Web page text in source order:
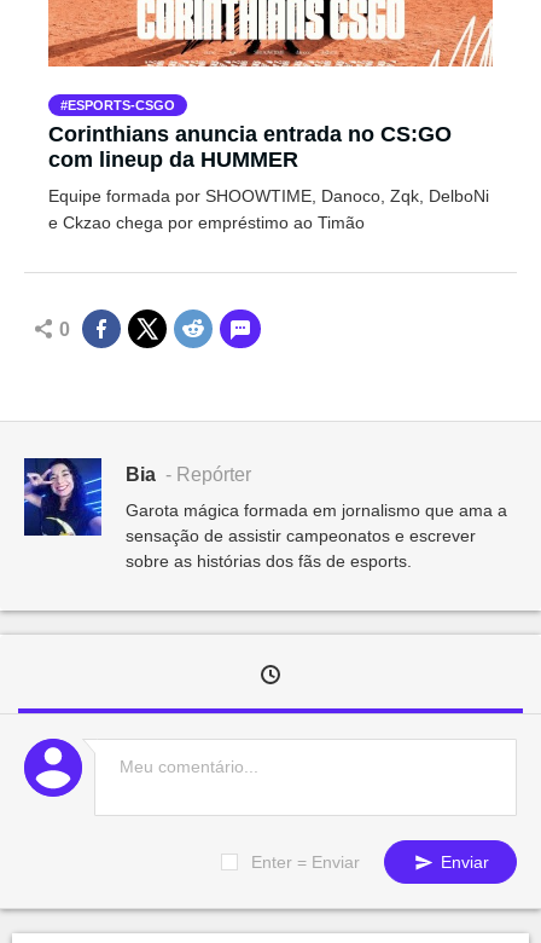
ESPORTS-CSGO
Corinthians anuncia entrada no CS:GO
com lineup da HUMMER
Equipe formada por SHOOWTIME, Danoco, Zqk, DelboNi
e Ckzao chega por empréstimo ao Timão
0
Bia - Repórter
Garota mágica formada em jornalismo que ama a
sensação de assistir campeonatos e escrever
sobre as histórias dos fãs de esports.
Enter = Enviar Enviar